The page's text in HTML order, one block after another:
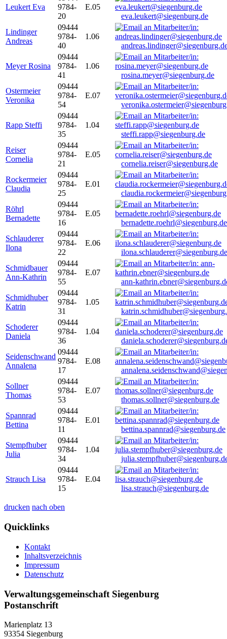
Leukert Eva
9784-
20
E.05
eva.leukert@siegenburg.de
Lindinger
Andreas
09444
9784-
40
1.06
Meyer Rosina
09444
9784-
41
1.06
rosina.meyer@siegenburg.de
Ostermeier
Veronika
09444
9784-
54
E.07
Rapp Steffi
09444
9784-
35
1.04
steffi.rapp@siegenburg.de
Reiser
Cornelia
09444
9784-
21
E.05
cornelia.reiser@siegenburg.de
Rockermeier
Claudia
09444
9784-
25
E.01
Röhrl
Bernadette
09444
9784-
16
E.05
bernadette.roehrl@siegenburg.de
Schlauderer
Ilona
09444
9784-
22
E.06
ilona.schlauderer@siegenburg.de
Schmidbauer
Ann-Kathrin
09444
9784-
55
E.07
ann-
Schmidhuber
Katrin
09444
9784-
31
1.05
Schoderer
Daniela
09444
9784-
36
1.04
Seidenschwand
Annalena
09444
9784-
17
E.08
Sollner
Thomas
09444
9784-
53
E.07
thomas.sollner@siegenburg.de
Spannrad
Bettina
09444
9784-
11
E.01
bettina.spannrad@siegenburg.de
Stempfhuber
Julia
09444
9784-
34
1.04
Strauch Lisa
09444
9784-
15
E.04
lisa.strauch@siegenburg.de
drucken nach oben
Quicklinks
Kontakt
Inhaltsverzeichnis
Impressum
Datenschutz
Verwaltungsgemeinschaft Siegenburg
Postanschrift
Marienplatz 13
93354 Siegenburg